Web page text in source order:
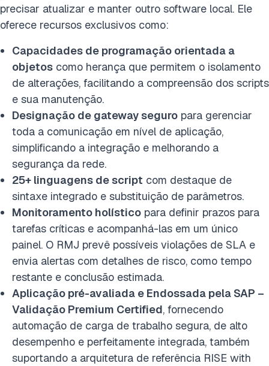
precisar atualizar e manter outro software local. Ele
oferece recursos exclusivos como:
Capacidades de programação orientada a
objetos como herança que permitem o isolamento
de alterações, facilitando a compreensão dos scripts
e sua manutenção.
Designação de gateway seguro para gerenciar
toda a comunicação em nível de aplicação,
simplificando a integração e melhorando a
segurança da rede.
25+ linguagens de script com destaque de
sintaxe integrado e substituição de parâmetros.
Monitoramento holístico para definir prazos para
tarefas críticas e acompanhá-las em um único
painel. O RMJ prevê possíveis violações de SLA e
envia alertas com detalhes de risco, como tempo
restante e conclusão estimada.
Aplicação pré-avaliada e Endossada pela SAP –
Validação Premium Certified, fornecendo
automação de carga de trabalho segura, de alto
desempenho e perfeitamente integrada, também
suportando a arquitetura de referência RISE with